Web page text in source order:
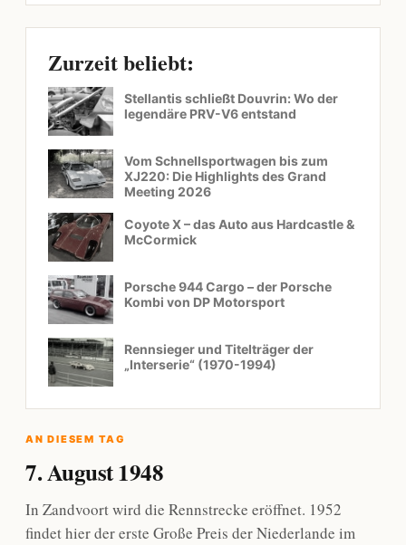
Zurzeit beliebt:
Stellantis schließt Douvrin: Wo der
legendäre PRV-V6 entstand
Vom Schnellsportwagen bis zum
XJ220: Die Highlights des Grand
Meeting 2026
Coyote X – das Auto aus Hardcastle &
McCormick
Porsche 944 Cargo – der Porsche
Kombi von DP Motorsport
Rennsieger und Titelträger der
„Interserie“ (1970-1994)
AN DIESEM TAG
7. August 1948
In Zandvoort wird die Rennstrecke eröffnet. 1952
findet hier der erste Große Preis der Niederlande im